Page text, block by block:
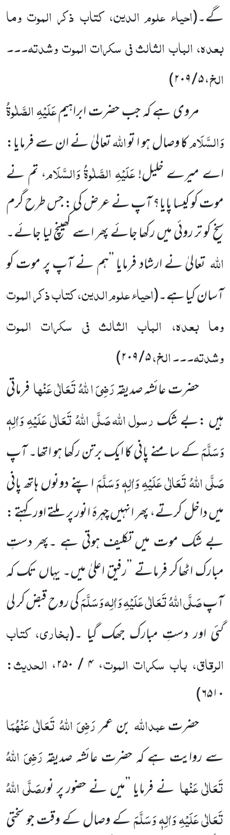
گے۔(احیاء علوم الدین، کتاب ذکر الموت وما
بعدہ، الباب الثالث فی سکرات الموت وشدتہ۔۔۔
الخ،۵ / ۲۰۹)
مروی ہے کہ جب حضرت ابراہیمعَلَیْہِ الصَّلٰوۃُ
وَالسَّلَامکا وصال ہو ا تواللہتعالیٰ نے ان سے فرمایا:
اے میرے خلیل!عَلَیْہِ الصَّلٰوۃُ وَالسَّلَام، تم نے
موت کو کیسا پایا؟ آپ نے عرض کی : جس طرح گرم
سیخ کو تر روئی میں رکھا جائے پھر اسے کھینچ لیا جائے۔
اللہتعالیٰ نے ارشاد فرمایا ’’ہم نے آپ پر موت کو
آسان کیا ہے۔(احیاء علوم الدین، کتاب ذکر الموت
وما بعدہ، الباب الثالث فی سکرات الموت
وشدتہ۔۔۔ الخ،۵ / ۲۰۹)
حضرت عائشہ صدیقہرَضِیَ ا للہُ تَعَالٰی عَنْہافرماتی
ہیں :بے شکرسولاللہصَلَّی اللہُ تَعَالٰی عَلَیْہِ وَاٰلِہٖ
وَسَلَّمَکے سامنے پانی کا ایک برتن رکھا ہو اتھا۔ آپ
صَلَّی اللہُ تَعَالٰی عَلَیْہِ وَاٰلِہٖ وَسَلَّمَاپنے دونوں ہاتھ پانی
میں داخل کرتے، پھر انہیں چہرۂ انور پر ملتے اور کہتے :
بے شک موت میں تکلیف ہوتی ہے ۔پھر دستِ
مبارک اٹھاکر فرماتے ’’رفیق اعلیٰ میں۔ یہاں تک کہ
آپصَلَّی اللہُ تَعَالٰی عَلَیْہِ وَاٰلِہ وَسَلَّمَکی روح قبض کر لی
گئی اور دستِ مبارک جھک گیا ۔(بخاری، کتاب
الرقاق، باب سکرات الموت،۴ / ۲۵۰ ، الحدیث:
۶۵۱۰)
حضرتعبداللہ بن عمررَضِیَ اللہُ تَعَالٰی عَنْہُمَا
سے روایت ہے کہ حضرت عائشہ صدیقہرَضِیَ اللہُ
تَعَالٰی عَنْہا نے فرمایا ’’میں نے حضور پر نورصَلَّی اللہُ
تَعَالٰی عَلَیْہِ وَاٰلِہٖ وَسَلَّمَکے وصال کے وقت جو سختی